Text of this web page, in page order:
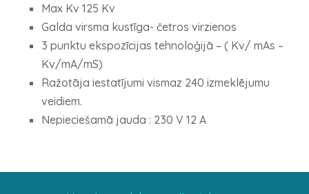
Max Kv 125 Kv
Galda virsma kustīga- četros virzienos
3 punktu ekspozīcijas tehnoloģijā – ( Kv/ mAs –
Kv/mA/mS)
Ražotāja iestatījumi vismaz 240 izmeklējumu
veidiem.
Nepieciešamā jauda : 230 V 12 A